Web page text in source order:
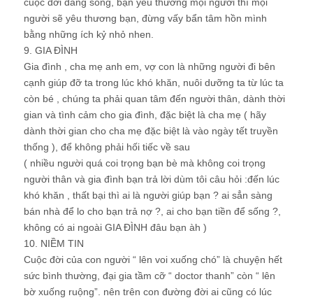
người sẽ yêu thương bạn, đừng vấy bẩn tâm hồn mình
bằng những ích kỷ nhỏ nhen.
9. GIA ĐÌNH
Gia đình , cha mẹ anh em, vợ con là những người đi bên
cạnh giúp đỡ ta trong lúc khó khăn, nuôi dưỡng ta từ lúc ta
còn bé , chúng ta phải quan tâm đến người thân, dành thời
gian và tình cảm cho gia đình, đặc biệt là cha mẹ ( hãy
dành thời gian cho cha mẹ đặc biệt là vào ngày tết truyền
thống ), để không phải hối tiếc về sau
( nhiều người quá coi trọng bạn bè mà không coi trọng
người thân và gia đình bạn trả lời dùm tôi câu hỏi :đến lúc
khó khăn , thất bại thì ai là người giúp bạn ? ai sẳn sàng
bán nhà để lo cho bạn trả nợ ?, ai cho bạn tiền để sống ?,
không có ai ngoài GIA ĐÌNH đâu bạn àh )
10. NIỀM TIN
Cuộc đời của con người “ lên voi xuống chó” là chuyện hết
sức bình thường, đại gia tầm cỡ “ doctor thanh” còn “ lên
bờ xuống ruộng”. nên trên con đường đời ai cũng có lúc